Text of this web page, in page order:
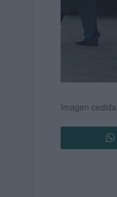
Imagen cedida